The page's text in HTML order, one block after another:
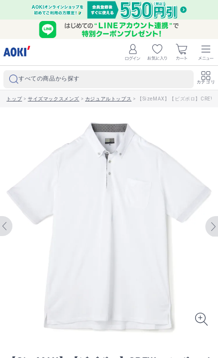
すべての商品から探す カテゴリ
トップ>サイズマックスメンズ > カジュアルトップス > 【SizeMAX】【ビズポロ】